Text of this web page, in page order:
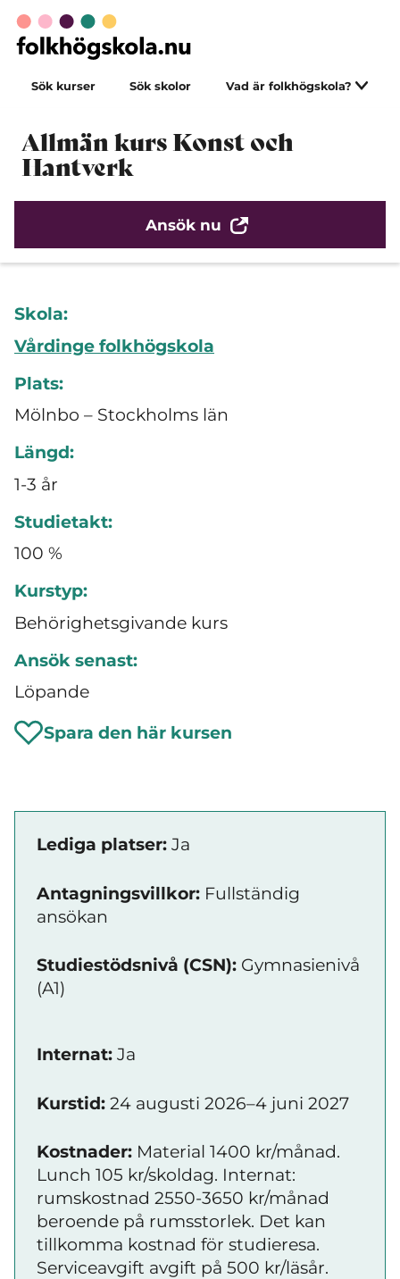
Sök kurser Sök skolor Vad är folkhögskola?
Allmän kurs Konst och
Hantverk
Ansök nu
Skola:
Vårdinge folkhögskola
Plats:
Mölnbo – Stockholms län
Längd:
1-3 år
Studietakt:
100 %
Kurstyp:
Behörighetsgivande kurs
Ansök senast:
Löpande
Spara den här kursen
Lediga platser: Ja
Antagningsvillkor: Fullständig
ansökan
Studiestödsnivå (CSN): Gymnasienivå
(A1)
Internat: Ja
Kurstid: 24 augusti 2026–4 juni 2027
Kostnader: Material 1400 kr/månad.
Lunch 105 kr/skoldag. Internat:
rumskostnad 2550-3650 kr/månad
beroende på rumsstorlek. Det kan
tillkomma kostnad för studieresa.
Serviceavgift avgift på 500 kr/läsår.